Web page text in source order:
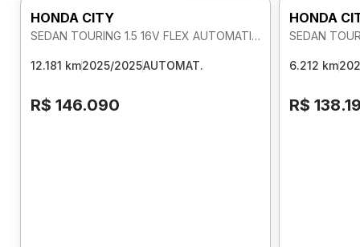
HONDA CITY
SEDAN TOURING 1.5 16V FLEX AUTOMATICO
12.181 km2025/2025AUTOMAT.
R$ 146.090
HONDA
6.212 km
R$